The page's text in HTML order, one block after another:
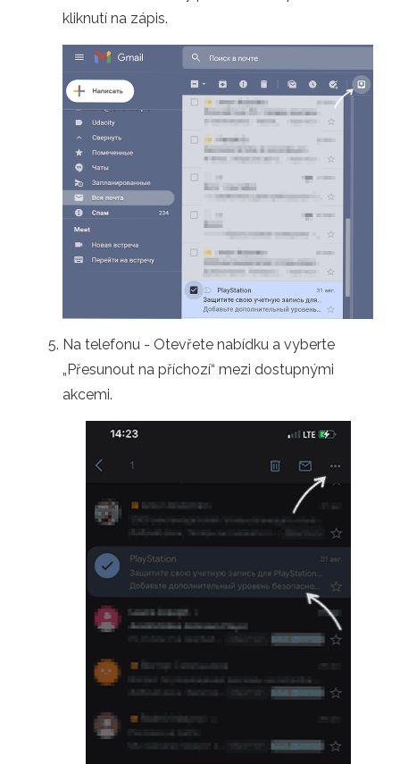
kliknutí na zápis.
Na telefonu - Otevřete nabídku a vyberte
„Přesunout na příchozí“ mezi dostupnými
akcemi.